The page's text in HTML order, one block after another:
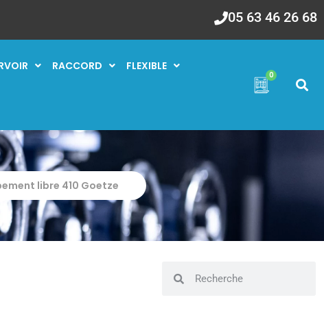
05 63 46 26 68
RACCORD FLEXIBLE
0
libre 410 Goetze